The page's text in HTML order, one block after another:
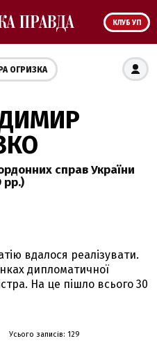
КЛУБ УП
ОГРИЗКА
справ України
рр.)
вдалося реалізувати.
дипломатичної
На це пішло всього 30
та приєднання до
Усього записів: 129